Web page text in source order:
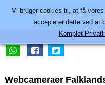
Webcameraer
Vi bruger cookies til, at få
accepterer dette ved at
Komplet